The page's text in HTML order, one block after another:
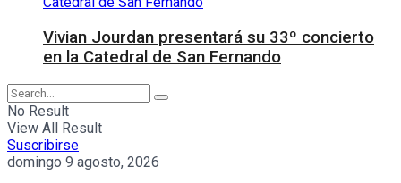
Vivian Jourdan presentará su 33º concierto
en la Catedral de San Fernando
No Result
View All Result
Suscribirse
domingo 9 agosto, 2026